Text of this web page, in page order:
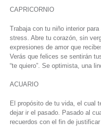
CAPRICORNIO
Trabaja con tu niño interior
stress. Abre tu corazón, sin
expresiones de amor que
Verás que felices se sentirán
“te quiero”. Se optimista, una
ACUARIO
El propósito de tu vida, el cual
dejar ir el pasado. Pasado al
recuerdos con el fin de